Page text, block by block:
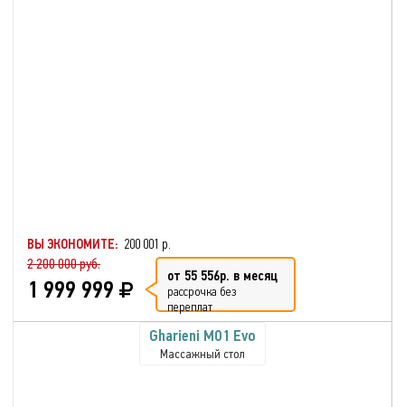
ВЫ ЭКОНОМИТЕ: 200 001 р.
2 200 000 руб.
1 999 999 от 55 556р. в месяц
рассрочка без
переплат
Gharieni MO1 Evo
Массажный стол